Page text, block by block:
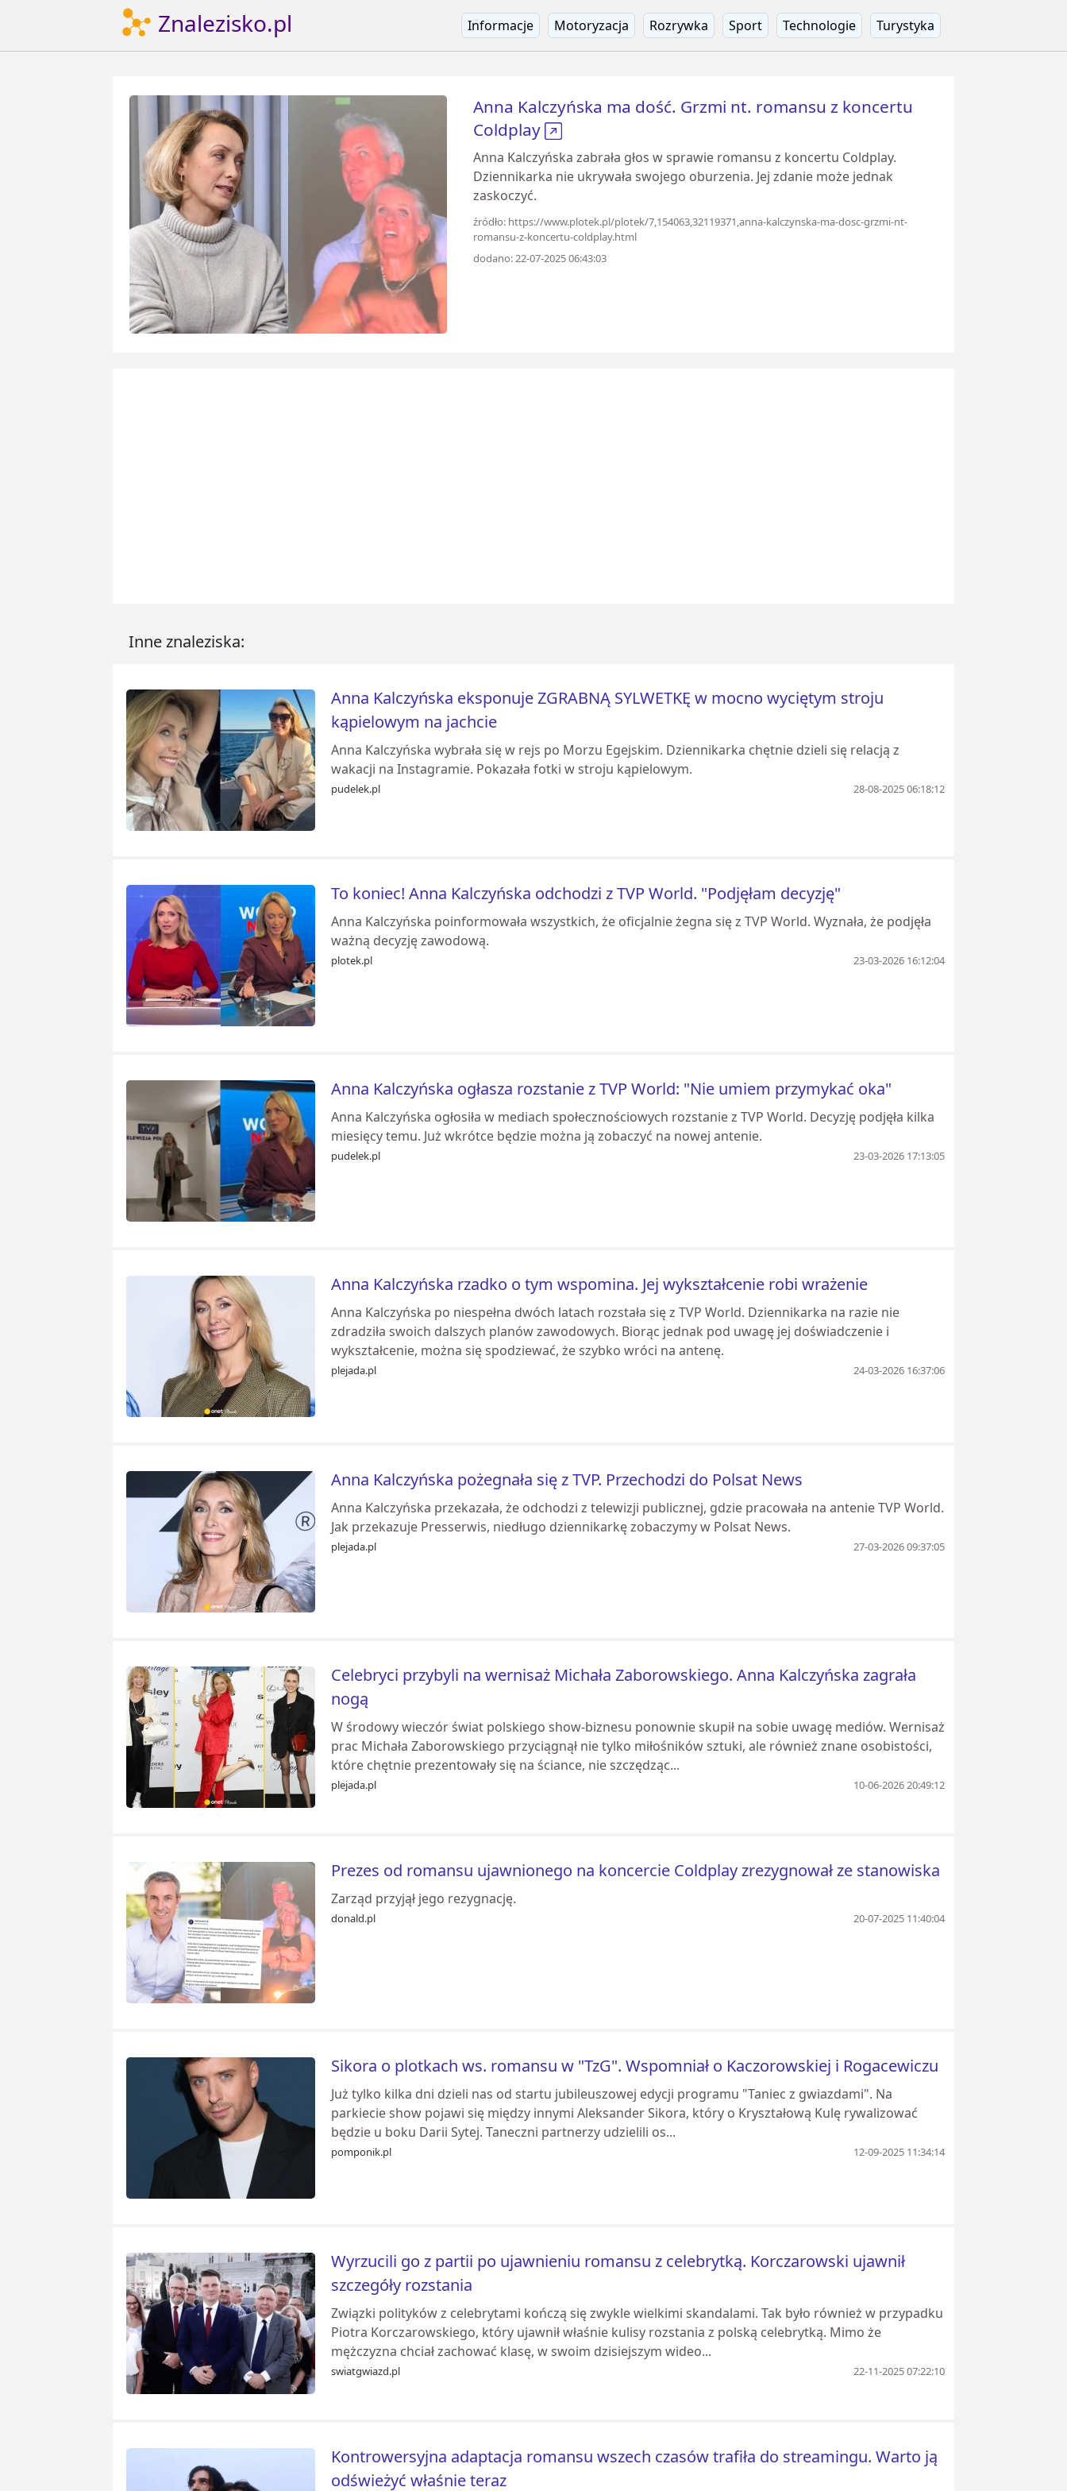
Znalezisko.pl Informacje Motoryzacja Rozrywka Sport Technologie Turystyka
Anna Kalczyńska ma dość. Grzmi nt. romansu z koncertu
Coldplay
Anna Kalczyńska zabrała głos w sprawie romansu z koncertu Coldplay.
Dziennikarka nie ukrywała swojego oburzenia. Jej zdanie może jednak
zaskoczyć.
źródło: https://www.plotek.pl/plotek/7,154063,32119371,anna-kalczynska-ma-dosc-grzmi-nt-
romansu-z-koncertu-coldplay.html
dodano: 22-07-2025 06:43:03
Inne znaleziska:
Anna Kalczyńska eksponuje ZGRABNĄ SYLWETKĘ w mocno wyciętym stroju
kąpielowym na jachcie
Anna Kalczyńska wybrała się w rejs po Morzu Egejskim. Dziennikarka chętnie dzieli się relacją z
wakacji na Instagramie. Pokazała fotki w stroju kąpielowym.
pudelek.pl 28-08-2025 06:18:12
To koniec! Anna Kalczyńska odchodzi z TVP World. "Podjęłam decyzję"
Anna Kalczyńska poinformowała wszystkich, że oficjalnie żegna się z TVP World. Wyznała, że podjęła
ważną decyzję zawodową.
plotek.pl 23-03-2026 16:12:04
Anna Kalczyńska ogłasza rozstanie z TVP World: "Nie umiem przymykać oka"
Anna Kalczyńska ogłosiła w mediach społecznościowych rozstanie z TVP World. Decyzję podjęła kilka
miesięcy temu. Już wkrótce będzie można ją zobaczyć na nowej antenie.
pudelek.pl 23-03-2026 17:13:05
Anna Kalczyńska rzadko o tym wspomina. Jej wykształcenie robi wrażenie
Anna Kalczyńska po niespełna dwóch latach rozstała się z TVP World. Dziennikarka na razie nie
zdradziła swoich dalszych planów zawodowych. Biorąc jednak pod uwagę jej doświadczenie i
wykształcenie, można się spodziewać, że szybko wróci na antenę.
plejada.pl 24-03-2026 16:37:06
Anna Kalczyńska pożegnała się z TVP. Przechodzi do Polsat News
Anna Kalczyńska przekazała, że odchodzi z telewizji publicznej, gdzie pracowała na antenie TVP World.
Jak przekazuje Presserwis, niedługo dziennikarkę zobaczymy w Polsat News.
plejada.pl 27-03-2026 09:37:05
Celebryci przybyli na wernisaż Michała Zaborowskiego. Anna Kalczyńska zagrała
nogą
W środowy wieczór świat polskiego show-biznesu ponownie skupił na sobie uwagę mediów. Wernisaż
prac Michała Zaborowskiego przyciągnął nie tylko miłośników sztuki, ale również znane osobistości,
które chętnie prezentowały się na ściance, nie szczędząc...
plejada.pl 10-06-2026 20:49:12
Prezes od romansu ujawnionego na koncercie Coldplay zrezygnował ze stanowiska
Zarząd przyjął jego rezygnację.
donald.pl 20-07-2025 11:40:04
Sikora o plotkach ws. romansu w "TzG". Wspomniał o Kaczorowskiej i Rogacewiczu
Już tylko kilka dni dzieli nas od startu jubileuszowej edycji programu "Taniec z gwiazdami". Na
parkiecie show pojawi się między innymi Aleksander Sikora, który o Kryształową Kulę rywalizować
będzie u boku Darii Sytej. Taneczni partnerzy udzielili os...
pomponik.pl 12-09-2025 11:34:14
Wyrzucili go z partii po ujawnieniu romansu z celebrytką. Korczarowski ujawnił
szczegóły rozstania
Związki polityków z celebrytami kończą się zwykle wielkimi skandalami. Tak było również w przypadku
Piotra Korczarowskiego, który ujawnił właśnie kulisy rozstania z polską celebrytką. Mimo że
mężczyzna chciał zachować klasę, w swoim dzisiejszym wideo...
swiatgwiazd.pl 22-11-2025 07:22:10
Kontrowersyjna adaptacja romansu wszech czasów trafiła do streamingu. Warto ją
odświeżyć właśnie teraz